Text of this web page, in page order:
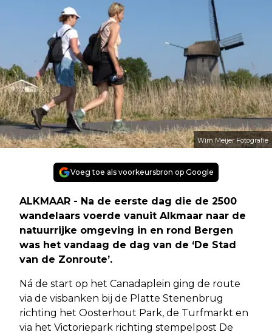
Wim Meijer Fotografie
Voeg toe als voorkeursbron op Google
ALKMAAR - Na de eerste dag die de 2500
wandelaars voerde vanuit Alkmaar naar de
natuurrijke omgeving in en rond Bergen
was het vandaag de dag van de ‘De Stad
van de Zonroute’.
Ná de start op het Canadaplein ging de route
via de visbanken bij de Platte Stenenbrug
richting het Oosterhout Park, de Turfmarkt en
via het Victoriepark richting stempelpost De